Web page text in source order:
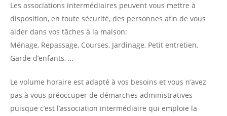
Les associations intermédiaires peuvent vous mettre à
disposition, en toute sécurité, des personnes afin de vous
aider dans vos tâches à la maison:
Ménage, Repassage, Courses, Jardinage, Petit entretien,
Garde d’enfants, …
Le volume horaire est adapté à vos besoins et vous n’avez
pas à vous préoccuper de démarches administratives
puisque c’est l’association intermédiaire qui emploie la